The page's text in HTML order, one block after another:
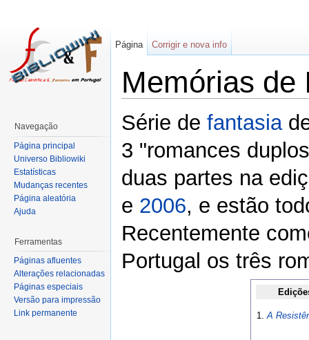
Memórias de
Série de fantasia
3 "romances
duas partes na
e 2006, e estão
Recentemente
Portugal os três
1. A
Página Corrigir e nova info
Navegação
Página principal
Universo Bibliowiki
Estatísticas
Mudanças recentes
Página aleatória
Ajuda
Ferramentas
Páginas afluentes
Alterações relacionadas
Páginas especiais
Versão para impressão
Link permanente